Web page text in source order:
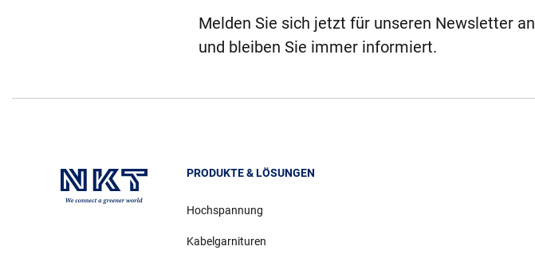
Melden Sie sich jetzt für unseren Newsletter an
und bleiben Sie immer informiert.
PRODUKTE & LÖSUNGEN
Hochspannung
Kabelgarnituren